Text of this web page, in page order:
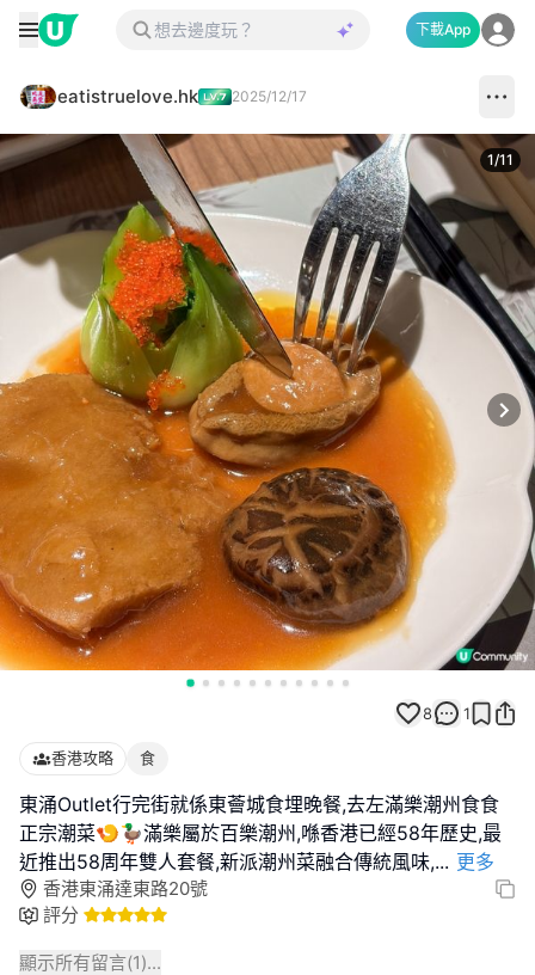
下載App
eatistruelove.hk 2025/12/17
1/11
8 1
香港攻略 食
東涌Outlet行完街就係東薈城食埋晚餐,去左滿樂潮州食食
正宗潮菜🍤🦆滿樂屬於百樂潮州,喺香港已經58年歷史,最
近推出58周年雙人套餐,新派潮州菜融合傳統風味,... 更多
香港東涌達東路20號
評分
顯示所有留言(1)...